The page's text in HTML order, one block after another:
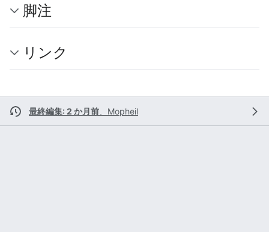
脚注
リンク
最終編集: 2 か月前 Mopheil